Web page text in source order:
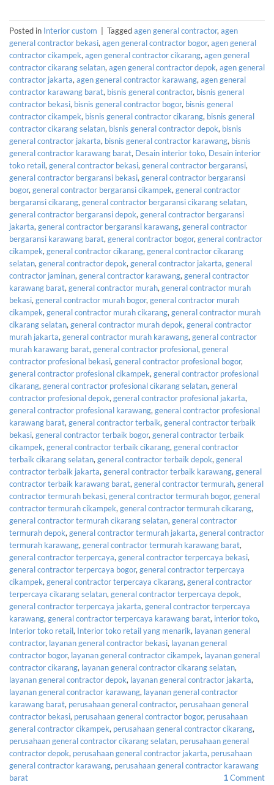
Posted in Interior custom Taggedagen general contractor, agen
general contractor bekasi, agen general contractor bogor, agen general
contractor cikampek, agen general contractor cikarang, agen general
contractor cikarang selatan, agen general contractor depok, agen general
contractor jakarta, agen general contractor karawang, agen general
contractor karawang barat, bisnis general contractor, bisnis general
contractor bekasi, bisnis general contractor bogor, bisnis general
contractor cikampek, bisnis general contractor cikarang, bisnis general
contractor cikarang selatan, bisnis general contractor depok, bisnis
general contractor jakarta, bisnis general contractor karawang, bisnis
general contractor karawang barat, Desain interior toko, Desain interior
toko retail, general contractor bekasi, general contractor bergaransi,
general contractor bergaransi bekasi, general contractor bergaransi
bogor, general contractor bergaransi cikampek, general contractor
bergaransi cikarang, general contractor bergaransi cikarang selatan,
general contractor bergaransi depok, general contractor bergaransi
jakarta, general contractor bergaransi karawang, general contractor
bergaransi karawang barat, general contractor bogor, general contractor
cikampek, general contractor cikarang, general contractor cikarang
selatan, general contractor depok, general contractor jakarta, general
contractor jaminan, general contractor karawang, general contractor
karawang barat, general contractor murah, general contractor murah
bekasi, general contractor murah bogor, general contractor murah
cikampek, general contractor murah cikarang, general contractor murah
cikarang selatan, general contractor murah depok, general contractor
murah jakarta, general contractor murah karawang, general contractor
murah karawang barat, general contractor profesional, general
contractor profesional bekasi, general contractor profesional bogor,
general contractor profesional cikampek, general contractor profesional
cikarang, general contractor profesional cikarang selatan, general
contractor profesional depok, general contractor profesional jakarta,
general contractor profesional karawang, general contractor profesional
karawang barat, general contractor terbaik, general contractor terbaik
bekasi, general contractor terbaik bogor, general contractor terbaik
cikampek, general contractor terbaik cikarang, general contractor
terbaik cikarang selatan, general contractor terbaik depok, general
contractor terbaik jakarta, general contractor terbaik karawang, general
contractor terbaik karawang barat, general contractor termurah, general
contractor termurah bekasi, general contractor termurah bogor, general
contractor termurah cikampek, general contractor termurah cikarang,
general contractor termurah cikarang selatan, general contractor
termurah depok, general contractor termurah jakarta, general contractor
termurah karawang, general contractor termurah karawang barat,
general contractor terpercaya, general contractor terpercaya bekasi,
general contractor terpercaya bogor, general contractor terpercaya
cikampek, general contractor terpercaya cikarang, general contractor
terpercaya cikarang selatan, general contractor terpercaya depok,
general contractor terpercaya jakarta, general contractor terpercaya
karawang, general contractor terpercaya karawang barat, interior toko,
Interior toko retail, Interior toko retail yang menarik, layanan general
contractor, layanan general contractor bekasi, layanan general
contractor bogor, layanan general contractor cikampek, layanan general
contractor cikarang, layanan general contractor cikarang selatan,
layanan general contractor depok, layanan general contractor jakarta,
layanan general contractor karawang, layanan general contractor
karawang barat, perusahaan general contractor, perusahaan general
contractor bekasi, perusahaan general contractor bogor, perusahaan
general contractor cikampek, perusahaan general contractor cikarang,
perusahaan general contractor cikarang selatan, perusahaan general
contractor depok, perusahaan general contractor jakarta, perusahaan
general contractor karawang, perusahaan general contractor karawang
barat
1 Comment